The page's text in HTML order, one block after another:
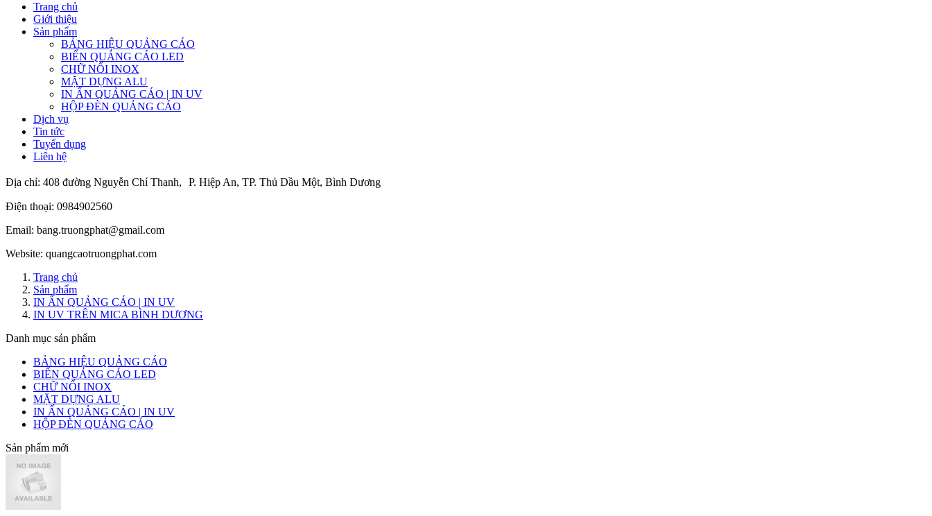
Trang chủ
Giới thiệu
Sản phẩm
BẢNG HIỆU QUẢNG CÁO
BIỂN QUẢNG CÁO LED
CHỮ NỔI INOX
MẶT DỰNG ALU
IN ẤN QUẢNG CÁO | IN UV
HỘP ĐÈN QUẢNG CÁO
Dịch vụ
Tin tức
Tuyển dụng
Liên hệ
Địa chỉ: 408 đường Nguyễn Chí Thanh, P. Hiệp An, TP. Thủ Dầu Một, Bình Dương
Điện thoại: 0984902560
Email: bang.truongphat@gmail.com
Website: quangcaotruongphat.com
Trang chủ
Sản phẩm
IN ẤN QUẢNG CÁO | IN UV
IN UV TRÊN MICA BÌNH DƯƠNG
Danh mục sản phẩm
BẢNG HIỆU QUẢNG CÁO
BIỂN QUẢNG CÁO LED
CHỮ NỔI INOX
MẶT DỰNG ALU
IN ẤN QUẢNG CÁO | IN UV
HỘP ĐÈN QUẢNG CÁO
Sản phẩm mới